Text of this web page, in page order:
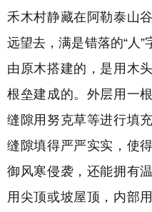
禾木村静藏在阿勒泰山
远望去，满是错落的“人”
由原木搭建的，是用 木
根垒建成的。 外层用一
缝隙用 努克草等进行填充
缝隙填得严严实实，使
御风寒侵袭，还能拥有
用尖顶或坡屋顶，内部